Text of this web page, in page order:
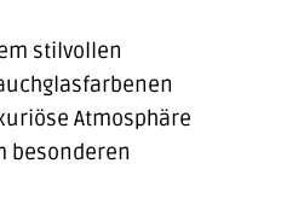
stilvollen
Atmosphäre
besonderen